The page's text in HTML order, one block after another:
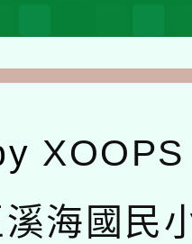
XOOPS
海國民